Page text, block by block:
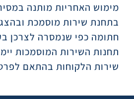
מימוש האחריות מותנה
בתחנת שירות מוסמכת
חתומה כפי שנמסרה לצרכן
תחנות השירות המוסמכות
שירות הלקוחות בהתאם